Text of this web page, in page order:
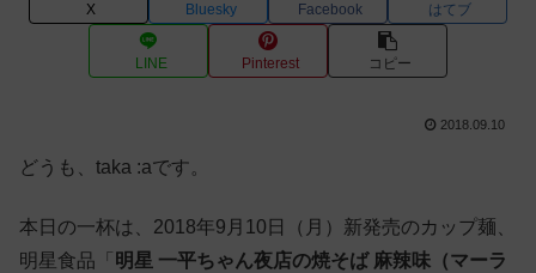
X Bluesky Facebook はてブ
LINE Pinterest コピー
2018.09.10
どうも、taka :aです。
本日の一杯は、2018年9月10日（月）新発売のカップ麺、
明星食品「 明星 一平ちゃん夜店の焼そば 麻辣味（マーラ